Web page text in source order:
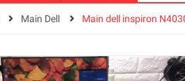
Main Dell Main dell inspiron